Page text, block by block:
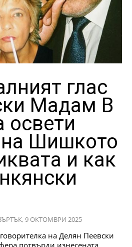
глас
Мадам В
освети
на Шишкото
и как
9 ОКТОМВРИ 2025
на Делян Пеевски
потвърди изнесената